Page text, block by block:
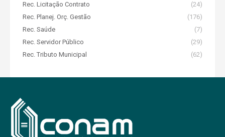
Rec. Licitação Contrato
(24)
Rec. Planej. Orç. Gestão
(176)
Rec. Saúde
(7)
Rec. Servidor Público
(29)
Rec. Tributo Municipal
(62)